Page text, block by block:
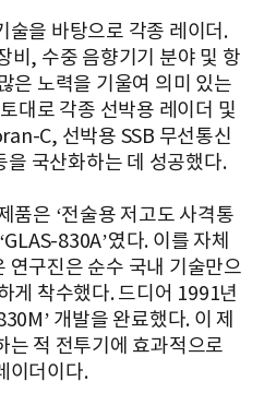
술을 바탕으로 각종 레이더.
비, 수중 음향기기 분야 및 항
은 노력을 기울여 의미 있는
대로 각종 선박용 레이더 및
C, 선박용 SSB 무선통신
국산화하는 데 성공했다.
품은 ‘전술용 저고도 사격통
830A’였다. 이를 자체
연구진은 순수 국내 기술만으
게 착수했다. 드디어 1991년
개발을 완료했다. 이 제
는 적 전투기에 효과적으로
이더이다.